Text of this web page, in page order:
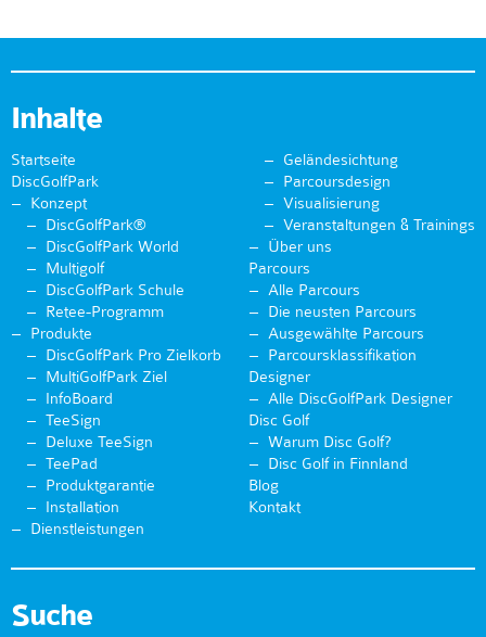
Inhalte
Startseite
DiscGolfPark
Konzept
DiscGolfPark®
DiscGolfPark World
Multigolf
DiscGolfPark Schule
Retee-Programm
Produkte
DiscGolfPark Pro Zielkorb
MultiGolfPark Ziel
InfoBoard
TeeSign
Deluxe TeeSign
TeePad
Produktgarantie
Installation
Dienstleistungen
Geländesichtung
Parcoursdesign
Visualisierung
Veranstaltungen & Trainings
Über uns
Parcours
Alle Parcours
Die neusten Parcours
Ausgewählte Parcours
Parcoursklassifikation
Designer
Alle DiscGolfPark Designer
Disc Golf
Warum Disc Golf?
Disc Golf in Finnland
Blog
Kontakt
Suche